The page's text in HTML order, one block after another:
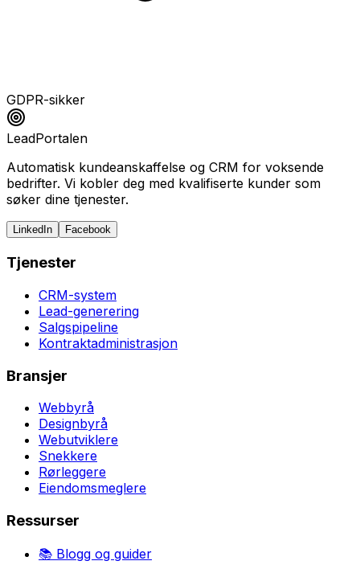
GDPR-sikker
LeadPortalen
Automatisk kundeanskaffelse og CRM for voksende
bedrifter. Vi kobler deg med kvalifiserte kunder som
søker dine tjenester.
LinkedIn Facebook
Tjenester
CRM-system
Lead-generering
Salgspipeline
Kontraktadministrasjon
Bransjer
Webbyrå
Designbyrå
Webutviklere
Snekkere
Rørleggere
Eiendomsmeglere
Ressurser
📚 Blogg og guider